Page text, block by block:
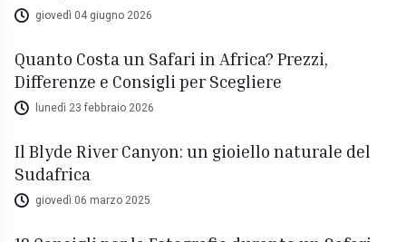
giovedì 04 giugno 2026
Quanto Costa un Safari in Africa? Prezzi,
Differenze e Consigli per Scegliere
lunedì 23 febbraio 2026
Il Blyde River Canyon: un gioiello naturale del
Sudafrica
giovedì 06 marzo 2025